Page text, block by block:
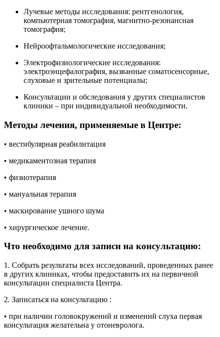
Лучевые методы исследования: рентгенология,
компьютерная томография, магнитно-резонансная
томография;
Нейроофтальмологические исследования;
Электрофизиологические исследования:
электроэнцефалография, вызванные соматосенсорные,
слуховые и зрительные потенциалы;
Консультации и обследования у других специалистов
клиники – при индивидуальной необходимости.
Методы лечения, применяемые в Центре:
• вестибулярная реабилитация
• медикаментозная терапия
• физиотерапия
• мануальная терапия
• маскирование ушного шума
• хирургическое лечение.
Что необходимо для записи на консультацию:
1. Собрать результаты всех исследований, проведенных ранее
в других клиниках, чтобы предоставить их на первичной
консультации специалиста Центра.
2. Записаться на консультацию :
• при наличии головокружений и изменений слуха первая
консультация желательна у отоневролога.